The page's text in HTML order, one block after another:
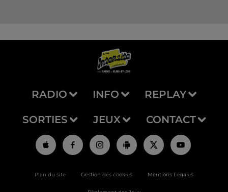
RADIO INFO REPLAY
SORTIES JEUX CONTACT
Plan du site Gestion des cookies Mentions Légales